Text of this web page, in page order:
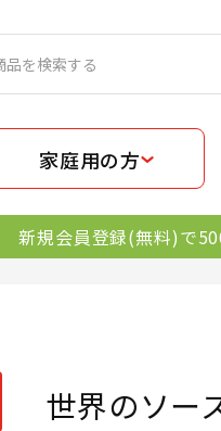
家庭用の方
新規会員登録(無料)で
世界のソー